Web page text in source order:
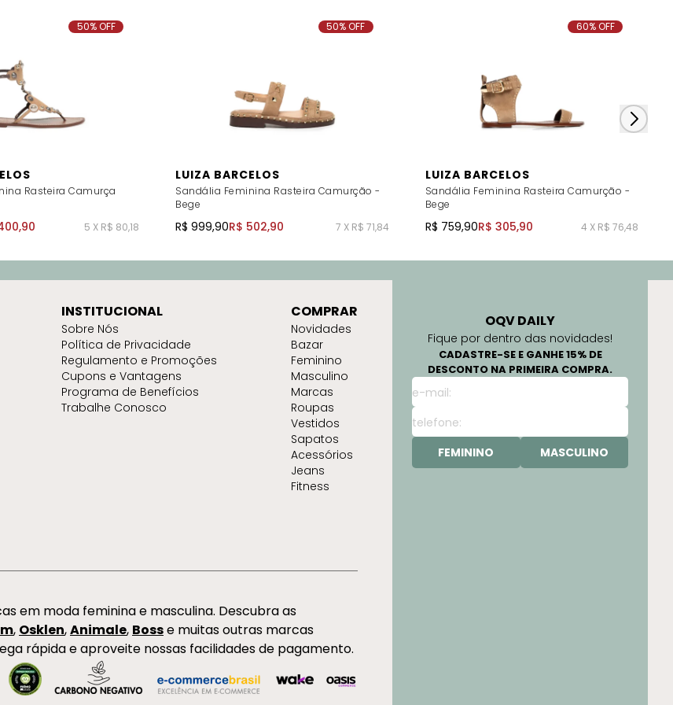
Rasteira Camurça
5 X R$ 80,18
50% OFF
LUIZA BARCELOS
Sandália Feminina Rasteira Camurção -
Bege
R$ 999,90R$ 502,90 7 X R$ 71,84
50% OFF
LUIZA BARCELOS
Sandália Feminina Rasteira Camurção -
Bege
R$ 759,90R$ 305,90 4 X R$ 76,48
60% OFF
OQV DAILY
Fique por dentro das novidades!
CADASTRE-SE E GANHE 15% DE
DESCONTO NA PRIMEIRA COMPRA.
FEMININO MASCULINO
INSTITUCIONAL
Sobre Nós
Política de Privacidade
Regulamento e Promoções
Cupons e Vantagens
Programa de Benefícios
Trabalhe Conosco
COMPRAR
Novidades
Bazar
Feminino
Masculino
Marcas
Roupas
Vestidos
Sapatos
Acessórios
Jeans
Fitness
em moda feminina e masculina. Descubra as
, Osklen,Animale, Bosse muitas outras marcas
rápida e aproveite nossas facilidades de pagamento.